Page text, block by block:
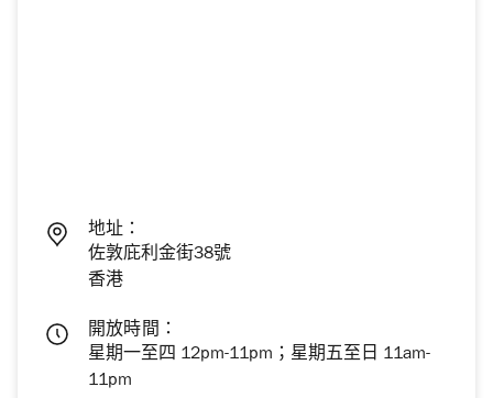
地址：
佐敦庇利金街38號
香港
開放時間：
星期一至四 12pm-11pm；星期五至日 11am-
11pm